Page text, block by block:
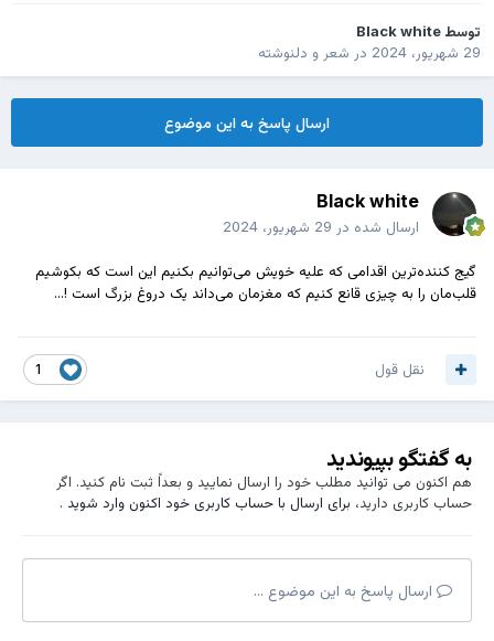
توسط Black white
29 شهریور، 2024
در شعر و دلنوشته
ارسال پاسخ به این موضوع
Black white
ارسال شده در 29 شهریور، 2024
گیج کننده‌ترین اقدامی که علیه خویش می‌توانیم بکنیم این است که بکوشیم
قلب‌مان را به چیزی قانع کنیم که مغزمان می‌داند یک دروغ بزرگ است !...
نقل قول
به گفتگو بپیوندید
هم اکنون می توانید مطلب خود را ارسال نمایید و بعداً ثبت نام کنید. اگر
حساب کاربری دارید، برای ارسال با حساب کاربری خود اکنون وارد شوید.
ارسال پاسخ به این موضوع ...